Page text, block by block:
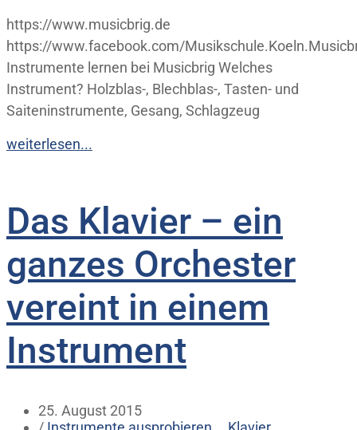
https://www.musicbrig.de
https://www.facebook.com/
Instrumente lernen bei Musicbrig Welches
Instrument? Holzblas-, Blechblas-, Tasten- und
Saiteninstrumente, Gesang, Schlagzeug
weiterlesen...
Das Klavier – ein
ganzes Orchester
vereint in einem
Instrument
25. August 2015